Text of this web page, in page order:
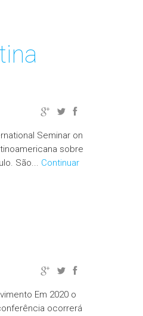
Seminar on
sobre
São... Continuar
Em 2020 o
ocorrerá